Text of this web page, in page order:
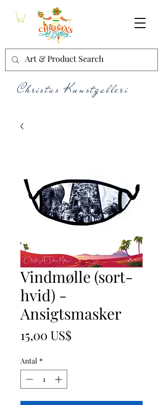
Christas Kunstgalleri
Vindmølle (sort-
hvid) -
Ansigtsmasker
15,00 US$
Antal *